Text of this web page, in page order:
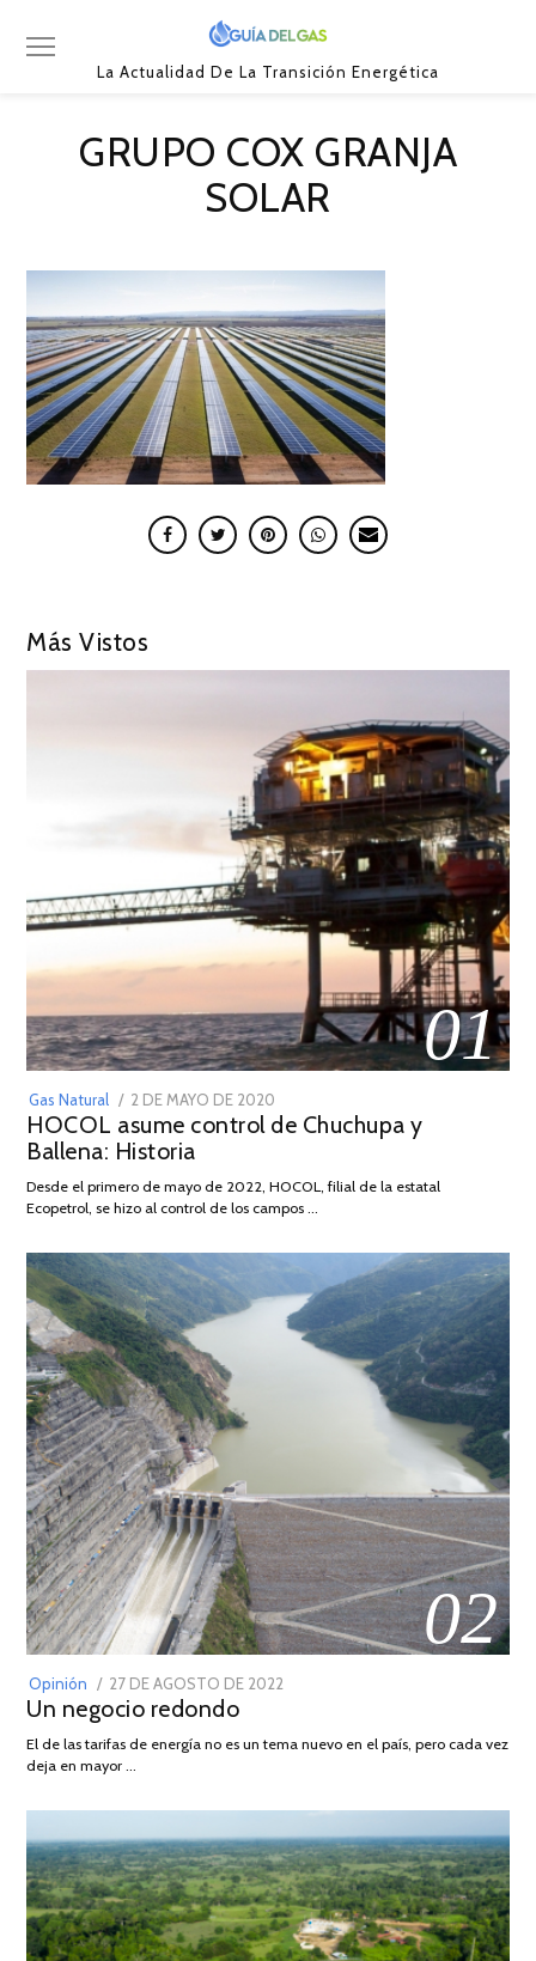
La Actualidad De La Transición Energética
GRUPO COX GRANJA
SOLAR
Más Vistos
01
Gas Natural
POSTED
ON
2 DE MAYO DE 2020
DE
2026
HOCOL asume control de Chuchupa y
Ballena: Historia
Desde el primero de mayo de 2022, HOCOL, filial de la estatal
Ecopetrol, se hizo al control de los campos …
02
Opinión
POSTED
ON
27 DE AGOSTO DE 2022
DE
Un negocio redondo
El de las tarifas de energía no es un tema nuevo en el país, pero cada vez
deja en mayor …